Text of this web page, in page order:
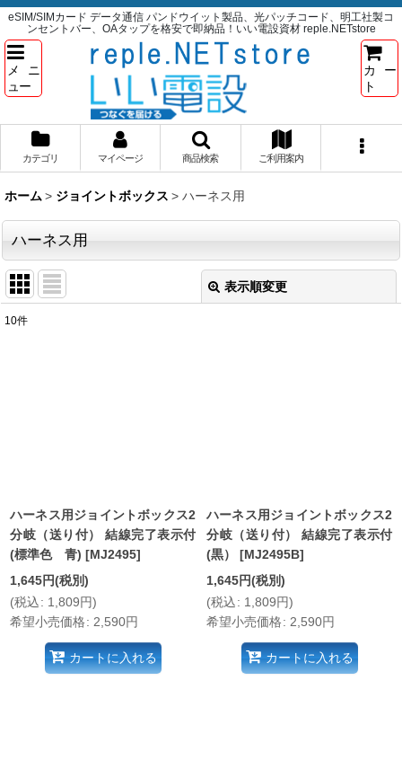
eSIM/SIMカード データ通信 パンドウイット製品、光パッチコード、明工社製コ
ンセントバー、OAタップを格安で即納品！いい電設資材 reple.NETstore
メニ
ュー
カー
ト
カテゴリ マイページ 商品検索 ご利用案内
ホーム > ジョイントボックス > ハーネス用
ハーネス用
表示順変更
10件
ハーネス用ジョイントボックス2
分岐（送り付） 結線完了表示付
(標準色 青) [MJ2495]
1,645円(税別)
(税込: 1,809円)
希望小売価格: 2,590円
カートに入れる
ハーネス用ジョイントボックス2
分岐（送り付） 結線完了表示付
(黒）
[MJ2495B]
1,645円(税別)
(税込: 1,809円)
希望小売価格: 2,590円
カートに入れる